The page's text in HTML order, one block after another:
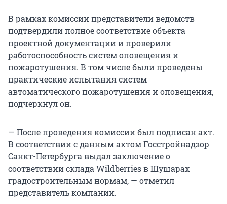
В рамках комиссии представители ведомств
подтвердили полное соответствие объекта
проектной документации и проверили
работоспособность систем оповещения и
пожаротушения. В том числе были проведены
практические испытания систем
автоматического пожаротушения и оповещения,
подчеркнул он.
— После проведения комиссии был подписан акт.
В соответствии с данным актом Госстройнадзор
Санкт-Петербурга выдал заключение о
соответствии склада Wildberries в Шушарах
градостроительным нормам, — отметил
представитель компании.